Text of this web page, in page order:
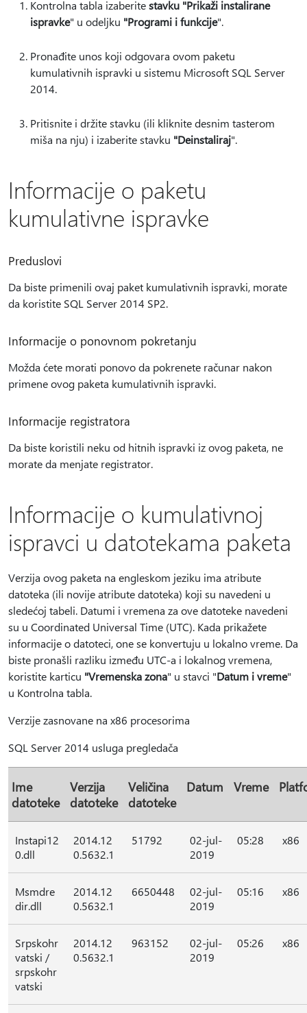
Kontrolna tabla izaberitestavku "Prikaži instalirane
ispravke" u odeljku "Programi i funkcije".
Pronađite unos koji odgovara ovom paketu
kumulativnih ispravki u sistemu Microsoft SQL Server
2014.
Pritisnite i držite stavku (ili kliknite desnim tasterom
miša na nju) i izaberite stavku "Deinstaliraj".
Informacije o paketu
kumulativne ispravke
Preduslovi
Da biste primenili ovaj paket kumulativnih ispravki, morate
da koristite SQL Server 2014 SP2.
Informacije o ponovnom pokretanju
Možda ćete morati ponovo da pokrenete računar nakon
primene ovog paketa kumulativnih ispravki.
Informacije registratora
Da biste koristili neku od hitnih ispravki iz ovog paketa, ne
morate da menjate registrator.
Informacije o kumulativnoj
ispravci u datotekama paketa
Verzija ovog paketa na engleskom jeziku ima atribute
datoteka (ili novije atribute datoteka) koji su navedeni u
sledećoj tabeli. Datumi i vremena za ove datoteke navedeni
su u Coordinated Universal Time (UTC). Kada prikažete
informacije o datoteci, one se konvertuju u lokalno vreme. Da
biste pronašli razliku između UTC-a i lokalnog vremena,
koristite karticu "Vremenska zona" u stavci "Datum i vreme"
u Kontrolna tabla.
Verzije zasnovane na x86 procesorima
SQL Server 2014 usluga pregledača
Ime
datoteke
Verzija
datoteke
Veličina
datoteke
Datum Vreme
Instapi12
0.dll
2014.12
0.5632.1
51792
02-jul-
2019
05:28 x86
Msmdre
dir.dll
2014.12
0.5632.1
6650448
02-jul-
2019
05:16 x86
Srpskohr
vatski /
srpskohr
vatski
2014.12
0.5632.1
963152
02-jul-
2019
05:26 x86